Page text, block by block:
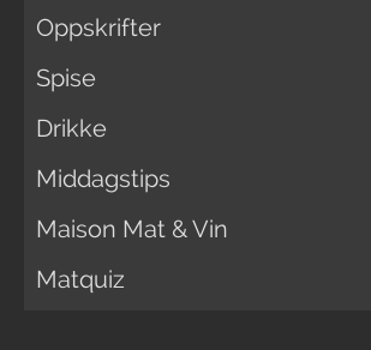
Oppskrifter
Spise
Drikke
Middagstips
Maison Mat & Vin
Matquiz